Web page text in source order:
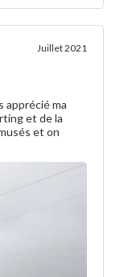
Juillet 2021
apprécié ma
et de la
et on